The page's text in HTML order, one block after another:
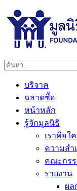
บริจาค
ฉลาดซื้อ
หน้าหลัก
รู้จักมูลนิธิ
เราคือใ
ความสำ
คณะกร
รายงาน
ผล